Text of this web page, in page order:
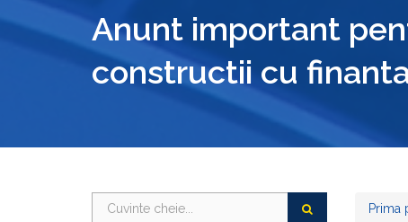
Anunt important
constructii cu
Prima